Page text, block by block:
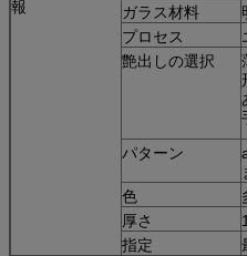
報
ガラス材料
プロセス
艶出しの選択
パターン
色
厚さ
指定